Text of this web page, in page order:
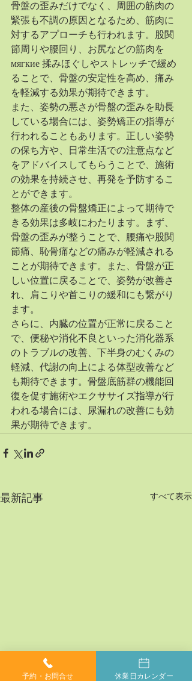
骨盤の歪みだけでなく、周囲の筋肉の
緊張も不調の原因となるため、筋肉に
対するアプローチも行われます。股関
節周りや腰回り、お尻などの筋肉を
мягкие 揉みほぐしやストレッチで緩め
ることで、骨盤の安定性を高め、痛み
を軽減する効果が期待できます。
また、姿勢の悪さが骨盤の歪みを助長
している場合には、姿勢矯正の指導が
行われることもあります。正しい姿勢
の保ち方や、日常生活での注意点など
をアドバイスしてもらうことで、施術
の効果を持続させ、再発を予防するこ
とができます。
整体の産後の骨盤矯正によって期待で
きる効果は多岐にわたります。まず、
骨盤の歪みが整うことで、腰痛や股関
節痛、恥骨痛などの痛みが軽減される
ことが期待できます。また、骨盤が正
しい位置に戻ることで、姿勢が改善さ
れ、肩こりや首こりの緩和にも繋がり
ます。
さらに、内臓の位置が正常に戻ること
で、便秘や消化不良といった消化器系
のトラブルの改善、下半身のむくみの
軽減、代謝の向上による体型改善など
も期待できます。骨盤底筋群の機能回
復を促す施術やエクササイズ指導が行
われる場合には、尿漏れの改善にも効
果が期待できます。
最新記事 すべて表示
予約・お問合せ 休業日カレンダー